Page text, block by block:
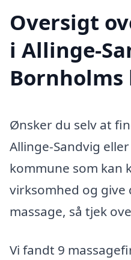
Oversigt
i Allinge-
Ønsker du selv at
Allinge-Sandvig
kommune som kan
virksomhed og give
massage, så tjek
Vi fandt 9